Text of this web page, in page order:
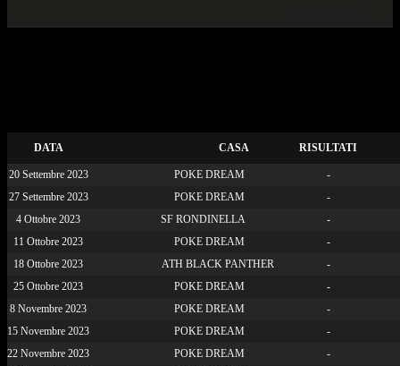
DATA CASA RISULTATI
20 Settembre 2023 POKE DREAM
-
27 Settembre 2023
POKE DREAM
-
4 Ottobre 2023
SF RONDINELLA
-
11 Ottobre 2023
POKE DREAM
-
18 Ottobre 2023
ATH BLACK PANTHER
-
25 Ottobre 2023
POKE DREAM
-
8 Novembre 2023
POKE DREAM
-
15 Novembre 2023
POKE DREAM
-
22 Novembre 2023
POKE DREAM
-